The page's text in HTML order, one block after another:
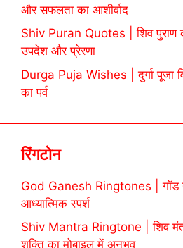
और सफलता का आशीर्वाद
Shiv Puran Quotes | शिव पुराण
उपदेश और प्रेरणा
Durga Puja Wishes | दुर्गा पूजा
का पर्व
रिंगटोन
God Ganesh Ringtones | गॉड
आध्यात्मिक स्पर्श
Shiv Mantra Ringtone | शिव
शक्ति का मोबाइल में अनुभव